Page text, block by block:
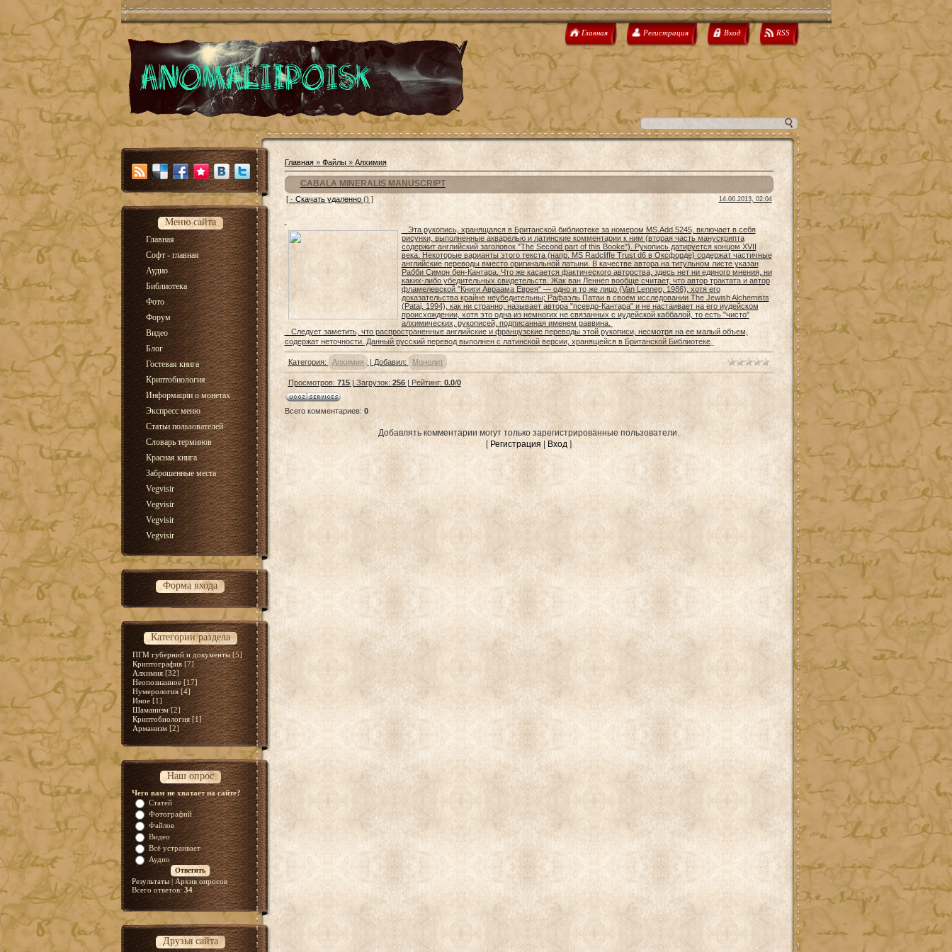
Главная Регистрация Вход RSS
Меню сайта
Главная
Софт - главная
Аудио
Библиотека
Фото
Форум
Видео
Блог
Гостевая книга
Криптобиология
Информации о монетах
Экспресс меню
Статьи пользователей
Словарь терминов
Красная книга
Заброшенные места
Vegvisir
Vegvisir
Vegvisir
Vegvisir
Форма входа
Категории раздела
ПГМ губерний и документы [5]
Криптография [7]
Алхимия [32]
Неопознанное [17]
Нумерология [4]
Иное [1]
Шаманизм [2]
Криптобиология [1]
Арманизм [2]
Наш опрос
Чего вам не хватает на сайте?
Статей
Фотографий
Файлов
Видео
Всё устраивает
Аудио
Результаты|Архив опросов
Всего ответов:34
Друзья сайта
Главная» Файлы» Алхимия
CABALA MINERALIS MANUSCRIPT
[ · Скачать удаленно() ] 14.06.2013, 02:04
Эта рукопись, хранящаяся в Британской библиотеке за номером MS.Add.5245, включает в себя
рисунки, выполненные акварелью и латинские комментарии к ним (вторая часть манускрипта
содержит английский заголовок "The Second part of this Booke"). Рукопись датируется концом XVII
века. Некоторые варианты этого текста (напр. MS Radcliffe Trust d6 в Оксфорде) содержат частичные
английские переводы вместо оригинальной латыни. В качестве автора на титульном листе указан
Рабби Симон бен-Кантара. Что же касается фактического авторства, здесь нет ни единого мнения, ни
каких-либо убедительных свидетельств. Жак ван Леннеп вообще считает, что автор трактата и автор
фламелевской "Книги Авраама Еврея" — одно и то же лицо (Van Lennep, 1986), хотя его
доказательства крайне неубедительны; Рафаэль Патаи в своем исследовании The Jewish Alchemists
(Patai, 1994), как ни странно, называет автора "псевдо-Кантара" и не настаивает на его иудейском
происхождении, хотя это одна из немногих не связанных с иудейской каббалой, то есть "чисто"
алхимических, рукописей, подписанная именем раввина.
Следует заметить, что распространенные английские и французские переводы этой рукописи, несмотря на ее малый объем,
содержат неточности. Данный русский перевод выполнен с латинской версии, хранящейся в Британской Библиотеке.
Категория: Алхимия | Добавил: Монолит
Просмотров: 715| Загрузок: 256| Рейтинг: 0.0/0
Всего комментариев: 0
Добавлять комментарии могут только зарегистрированные пользователи.
[ Регистрация Вход ]